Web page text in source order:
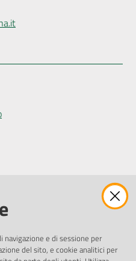
e di sessione per
del sito, e cookie analitici per